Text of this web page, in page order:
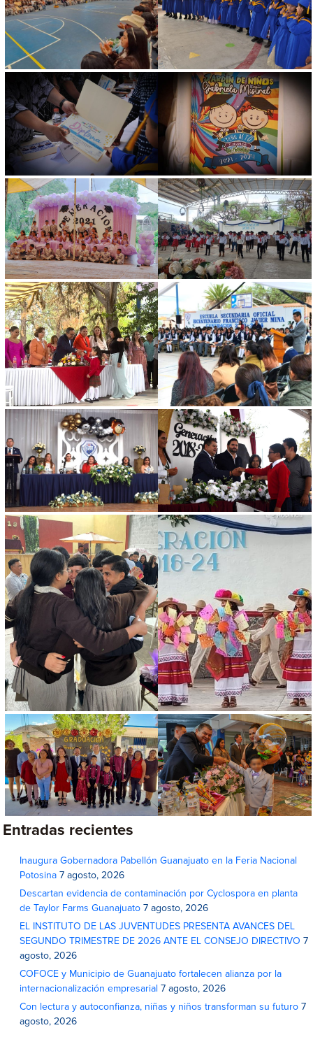
Entradas recientes
Inaugura Gobernadora Pabellón Guanajuato en la Feria Nacional
Potosina 7 agosto, 2026
Descartan evidencia de contaminación por Cyclospora en planta
de Taylor Farms Guanajuato 7 agosto, 2026
EL INSTITUTO DE LAS JUVENTUDES PRESENTA AVANCES DEL
SEGUNDO TRIMESTRE DE 2026 ANTE EL CONSEJO DIRECTIVO 7
agosto, 2026
COFOCE y Municipio de Guanajuato fortalecen alianza por la
internacionalización empresarial 7 agosto, 2026
Con lectura y autoconfianza, niñas y niños transforman su futuro 7
agosto, 2026